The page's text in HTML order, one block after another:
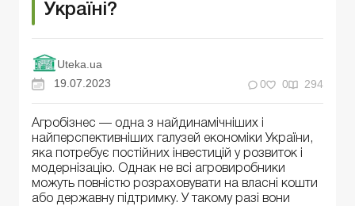
Україні?
Uteka.ua
19.07.2023
0 0 294
Агробізнес — одна з найдинамічніших і
найперспективніших галузей економіки України,
яка потребує постійних інвестицій у розвиток і
модернізацію. Однак не всі агровиробники
можуть повністю розраховувати на власні кошти
або державну підтримку. У такому разі вони